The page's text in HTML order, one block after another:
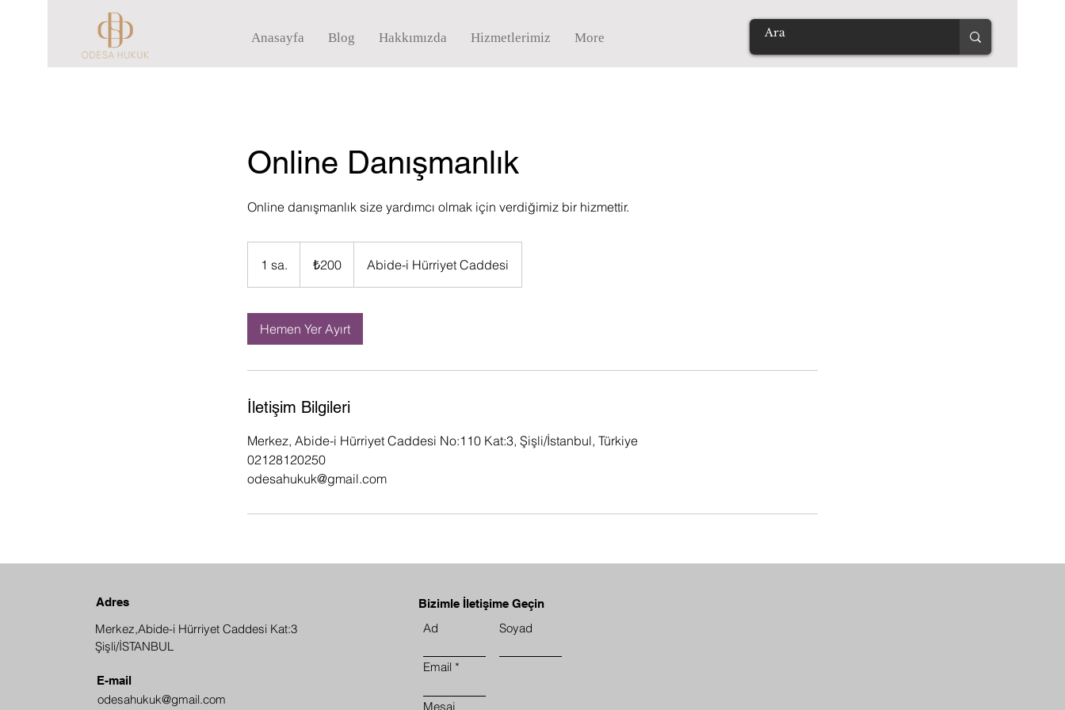
Anasayfa Blog Hakkımızda Hizmetlerimiz More
Online Danışmanlık
Online danışmanlık size yardımcı olmak için verdiğimiz bir hizmettir.
1 sa.
s
lirası₺200 Abide-i Hürriyet Caddesi
Hemen Yer Ayırt
İletişim Bilgileri
Merkez, Abide-i Hürriyet Caddesi No:110 Kat:3, Şişli/İstanbul, Türkiye
02128120250
odesahukuk@gmail.com
Adres
Merkez,Abide-i Hürriyet Caddesi Kat:3
Şişli/İSTANBUL
E-mail
odesahukuk@gmail.com
Bizimle İletişime Geçin
Ad Soyad
Email
Mesaj